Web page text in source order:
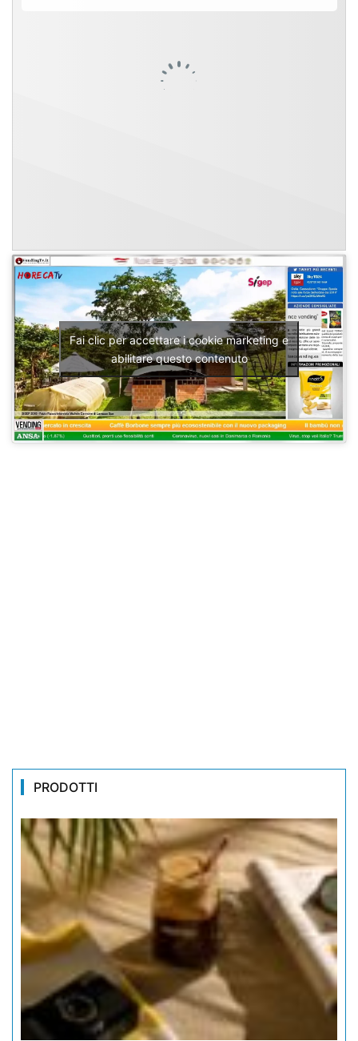
Fai clic per accettare i cookie marketing e
abilitare questo contenuto
PRODOTTI